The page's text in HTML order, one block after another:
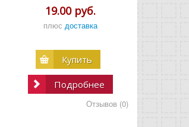
19.00 руб.
плюс доставка
Купить
Подробнее
Отзывов (0)